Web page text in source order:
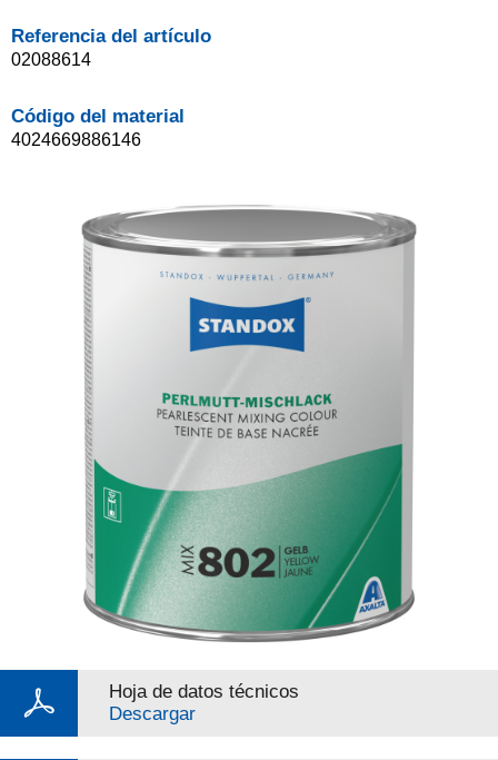
Referencia del artículo
02088614
Código del material
4024669886146
Hoja de datos técnicos
Descargar